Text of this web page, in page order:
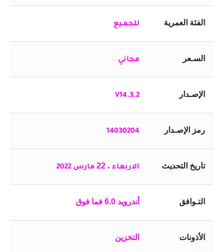
الفئة العمرية للجمـيع
السـعر مجاني
الإصـدار V14.3.2
رمز الإصـدار 14030204
تاريخ التحديث الاربعاء ، 22 مارس 2022
التـوافق أندرويد 6.0 فما فوق
الأذونات التخزين